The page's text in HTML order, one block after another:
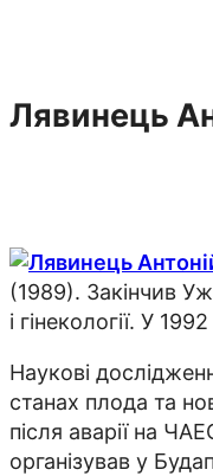
Лявинець
(1989). Закінчив
і гінекології. У
Наукові
станах плода та
після аварії на
організував у